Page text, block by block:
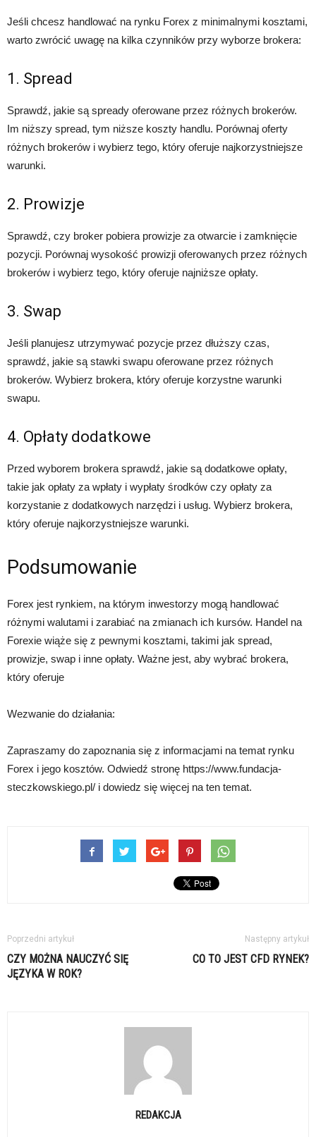
Jeśli chcesz handlować na rynku Forex z minimalnymi kosztami,
warto zwrócić uwagę na kilka czynników przy wyborze brokera:
1. Spread
Sprawdź, jakie są spready oferowane przez różnych brokerów.
Im niższy spread, tym niższe koszty handlu. Porównaj oferty
różnych brokerów i wybierz tego, który oferuje najkorzystniejsze
warunki.
2. Prowizje
Sprawdź, czy broker pobiera prowizje za otwarcie i zamknięcie
pozycji. Porównaj wysokość prowizji oferowanych przez różnych
brokerów i wybierz tego, który oferuje najniższe opłaty.
3. Swap
Jeśli planujesz utrzymywać pozycje przez dłuższy czas,
sprawdź, jakie są stawki swapu oferowane przez różnych
brokerów. Wybierz brokera, który oferuje korzystne warunki
swapu.
4. Opłaty dodatkowe
Przed wyborem brokera sprawdź, jakie są dodatkowe opłaty,
takie jak opłaty za wpłaty i wypłaty środków czy opłaty za
korzystanie z dodatkowych narzędzi i usług. Wybierz brokera,
który oferuje najkorzystniejsze warunki.
Podsumowanie
Forex jest rynkiem, na którym inwestorzy mogą handlować
różnymi walutami i zarabiać na zmianach ich kursów. Handel na
Forexie wiąże się z pewnymi kosztami, takimi jak spread,
prowizje, swap i inne opłaty. Ważne jest, aby wybrać brokera,
który oferuje
Wezwanie do działania:
Zapraszamy do zapoznania się z informacjami na temat rynku
Forex i jego kosztów. Odwiedź stronę https://www.fundacja-
steczkowskiego.pl/ i dowiedz się więcej na ten temat.
Poprzedni artykuł
CZY MOŻNA NAUCZYĆ SIĘ
JĘZYKA W ROK?
Następny artykuł
CO TO JEST CFD RYNEK?
REDAKCJA